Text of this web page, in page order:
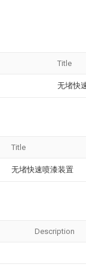
Title
无堵快
Title
无堵快速喷漆装置
Description